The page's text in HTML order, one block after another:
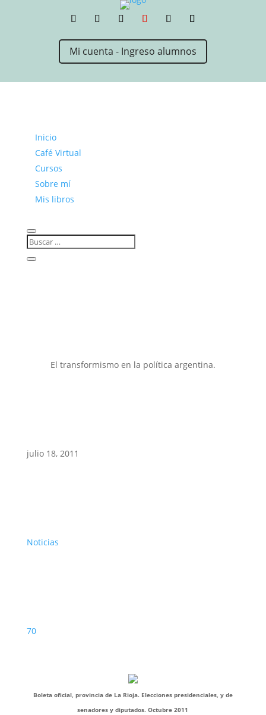
Mi cuenta - Ingreso alumnos
Inicio
Café Virtual
Cursos
Sobre mí
Mis libros
El transformismo en la política argentina.
julio 18, 2011
Noticias
70
Boleta oficial, provincia de La Rioja. Elecciones presidenciales, y de
senadores y diputados. Octubre 2011